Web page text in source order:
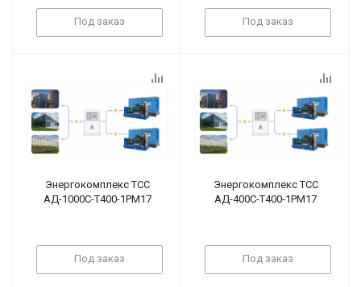
Под заказ Под заказ
Энергокомплекс ТСС
АД-1000С-Т400-1РМ17
Под заказ
Энергокомплекс ТСС
АД-400С-Т400-1РМ17
Под заказ